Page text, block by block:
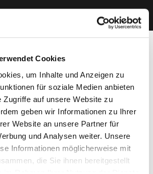
Cookies
um Inhalte und Anzeigen zu
für soziale Medien anbieten
Zugriffe auf unsere Website zu
geben wir Informationen zu Ihrer
Website an unsere Partner für
und Analysen weiter. Unsere
Informationen möglicherweise mit
die Sie ihnen bereitgestellt